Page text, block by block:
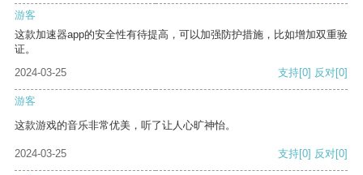
游客
这款加速器app的安全性有待提高，可以加强防护措施，比如增加双重验
证。
2024-03-25
支持[0] 反对[0]
游客
这款游戏的音乐非常优美，听了让人心旷神怡。
2024-03-25 支持[0] 反对[0]